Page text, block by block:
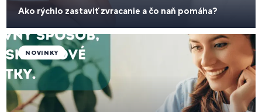
Ako rýchlo zastaviť zvracanie a čo naň pomáha?
NOVINKY